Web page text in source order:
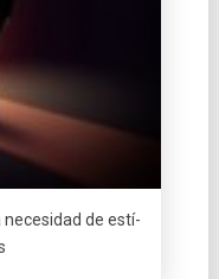
necesidad de estí­